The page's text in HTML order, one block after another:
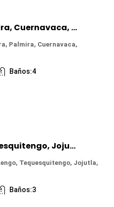
Casa en Renta en Palmira, Cuernavaca, Morelos
Palmira, Cuernavaca,
Baños:4
Casa en Venta en Tequesquitengo, Jojutla, Morelos
Tequesquitengo, Jojutla,
Baños:3